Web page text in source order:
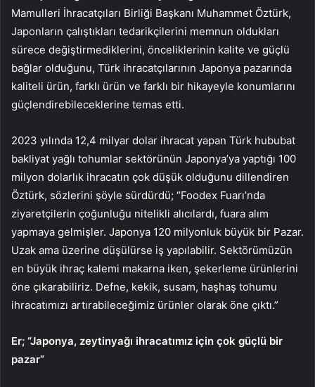
Mamulleri İhracatçıları Birliği Başkanı Muhammet Öztürk,
Japonların çalıştıkları tedarikçilerini memnun oldukları
sürece değiştirmediklerini, önceliklerinin kalite ve güçlü
bağlar olduğunu, Türk ihracatçılarının Japonya pazarında
kaliteli ürün, farklı ürün ve farklı bir hikayeyle konumlarını
güçlendirebileceklerine temas etti.
2023 yılında 12,4 milyar dolar ihracat yapan Türk hububat
bakliyat yağlı tohumlar sektörünün Japonya’ya yaptığı 100
milyon dolarlık ihracatın çok düşük olduğunu dillendiren
Öztürk, sözlerini şöyle sürdürdü; “Foodex Fuarı’nda
ziyaretçilerin çoğunluğu nitelikli alıcılardı, fuara alım
yapmaya gelmişler. Japonya 120 milyonluk büyük bir Pazar.
Uzak ama üzerine düşülürse iş yapılabilir. Sektörümüzün
en büyük ihraç kalemi makarna iken, şekerleme ürünlerini
öne çıkarabiliriz. Defne, kekik, susam, haşhaş tohumu
ihracatımızı artırabileceğimiz ürünler olarak öne çıktı.”
Er; “Japonya, zeytinyağı ihracatımız için çok güçlü bir
pazar”